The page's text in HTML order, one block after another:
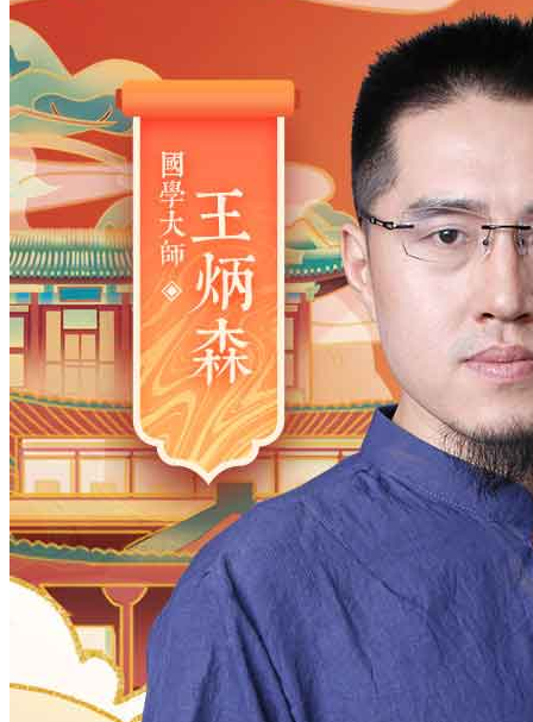
男
男 女
出生时间
2026年 日10 时45分
年
2028
2027 2026 2025 2024
2023
2022
2021 2020 2019 2018
2015
2014 2013 2012 2011
2009
2008 2007 2006 2005
2003
2002
2001 2000 1999 1998
1997
1995 1994 1993 1991
1990
1989
1988 1987 1986 1985
1984
1983
1982 1981 1980 1979 1978
1977
1976
1975 1974 1973 1972
1971
1969 1968 1967 1966 1965
1964
1963
1962 1961 1960 1959
1958
1957
1956 1955 1953 1952
1951
1950
1949 1948 1947
1944
1943 1942 1941 1940 1939
1938
1937
1936 1935 1934 1933
1932
1931
1930 1928 1927 1926
1924
1923 1922 1920
1919
1918
1916 1915 1914
1912
1911
1909 1908 1907
1905
1904 1903 1902 1900